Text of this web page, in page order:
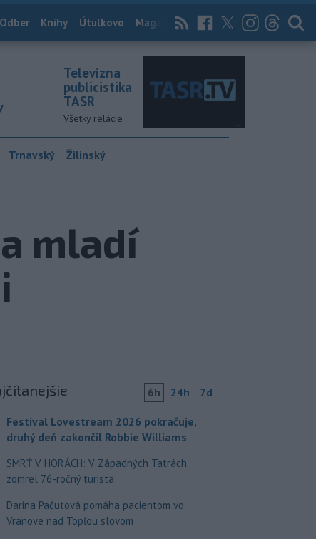
Knihy Útulkovo Magazín News Now Archív
Televízna
publicistika
TASR
Všetky relácie
Trnavský Žilinský
mladí
6h 24h 7d
Festival Lovestream 2026 pokračuje,
druhý deň zakončil Robbie Williams
SMRŤ V HORÁCH: V Západných Tatrách
zomrel 76-ročný turista
Darina Pačutová pomáha pacientom vo
Vranove nad Topľou slovom